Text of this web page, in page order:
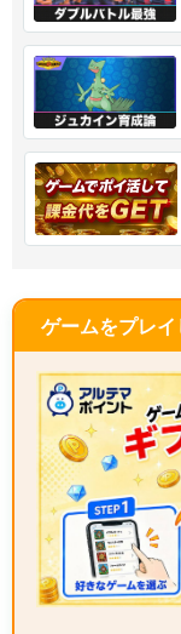
ゲームをプレイ